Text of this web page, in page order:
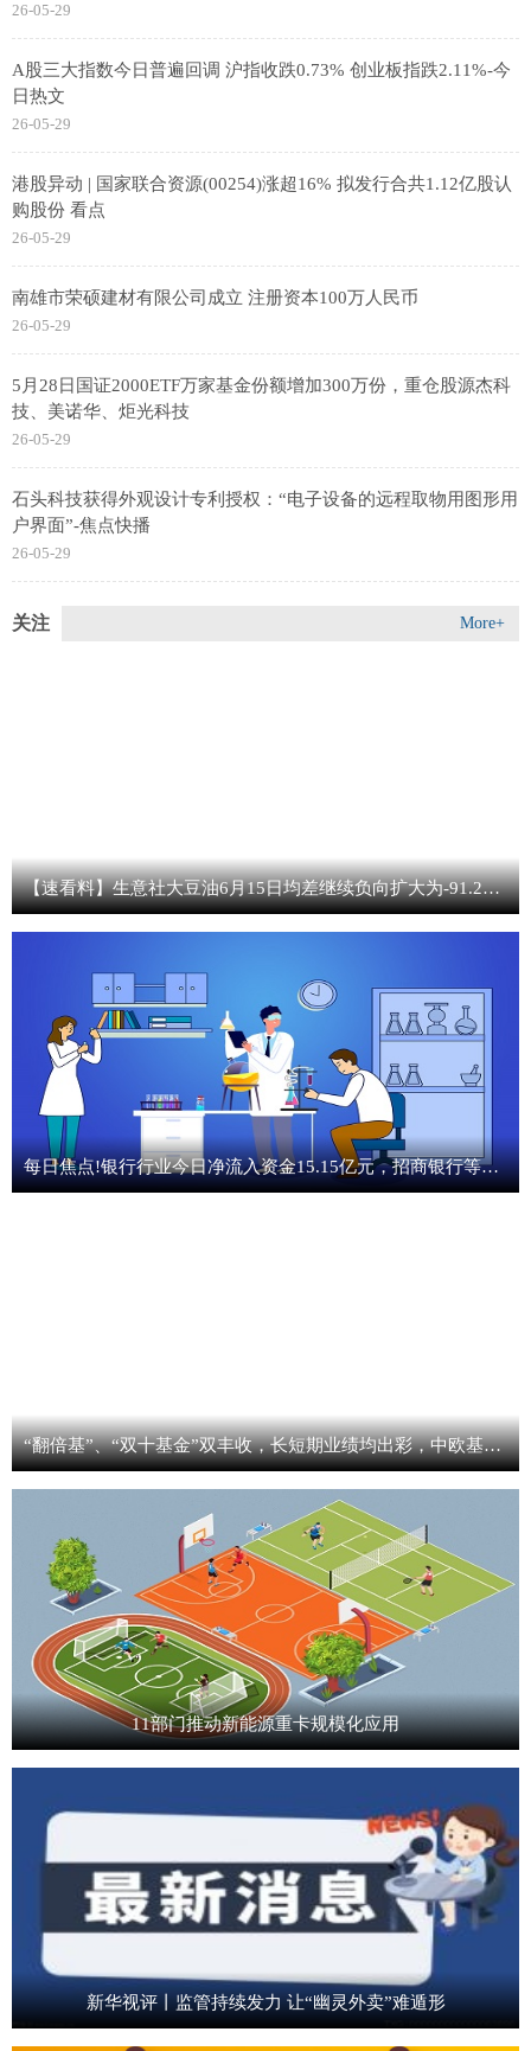
26-05-29
A股三大指数今日普遍回调 沪指收跌0.73% 创业板指跌2.11%-今
日热文
26-05-29
港股异动 | 国家联合资源(00254)涨超16% 拟发行合共1.12亿股认
购股份 看点
26-05-29
南雄市荣硕建材有限公司成立 注册资本100万人民币
26-05-29
5月28日国证2000ETF万家基金份额增加300万份，重仓股源杰科
技、美诺华、炬光科技
26-05-29
石头科技获得外观设计专利授权：“电子设备的远程取物用图形用
户界面”-焦点快播
26-05-29
关注 More+
【速看料】生意社大豆油6月15日均差继续负向扩大为-91.20元/吨
每日焦点!银行行业今日净流入资金15.15亿元，招商银行等8股净流入资金超5000万元
“翻倍基”、“双十基金”双丰收，长短期业绩均出彩，中欧基金投研实力硬核兑现-观天下
11部门推动新能源重卡规模化应用
新华视评丨监管持续发力 让“幽灵外卖”难遁形